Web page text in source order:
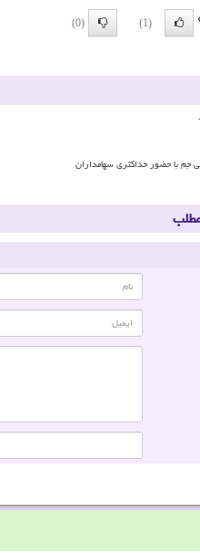
(1)
(0)
جم با حضور حداکثری سهامداران